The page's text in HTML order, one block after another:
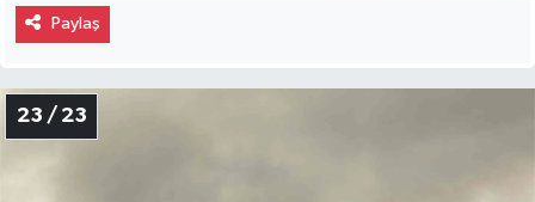
Paylaş
23 / 23